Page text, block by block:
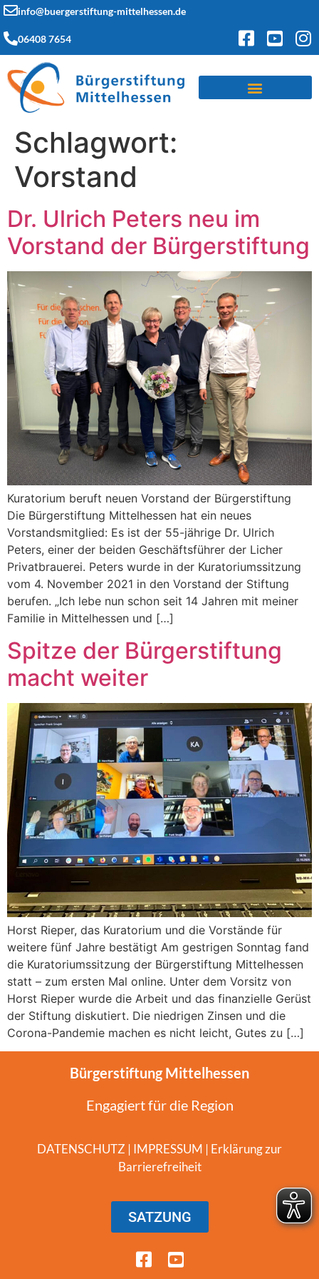
info@buergerstiftung-mittelhessen.de
06408 7654
Schlagwort:
Vorstand
Dr. Ulrich Peters neu im
Vorstand der Bürgerstiftung
Kuratorium beruft neuen Vorstand der Bürgerstiftung
Die Bürgerstiftung Mittelhessen hat ein neues
Vorstandsmitglied: Es ist der 55-jährige Dr. Ulrich
Peters, einer der beiden Geschäftsführer der Licher
Privatbrauerei. Peters wurde in der Kuratoriumssitzung
vom 4. November 2021 in den Vorstand der Stiftung
berufen. „Ich lebe nun schon seit 14 Jahren mit meiner
Familie in Mittelhessen und […]
Spitze der Bürgerstiftung
macht weiter
Horst Rieper, das Kuratorium und die Vorstände für
weitere fünf Jahre bestätigt Am gestrigen Sonntag fand
die Kuratoriumssitzung der Bürgerstiftung Mittelhessen
statt – zum ersten Mal online. Unter dem Vorsitz von
Horst Rieper wurde die Arbeit und das finanzielle Gerüst
der Stiftung diskutiert. Die niedrigen Zinsen und die
Corona-Pandemie machen es nicht leicht, Gutes zu […]
Bürgerstiftung Mittelhessen
Engagiert für die Region
DATENSCHUTZ | IMPRESSUM | Erklärung zur
Barrierefreiheit
SATZUNG